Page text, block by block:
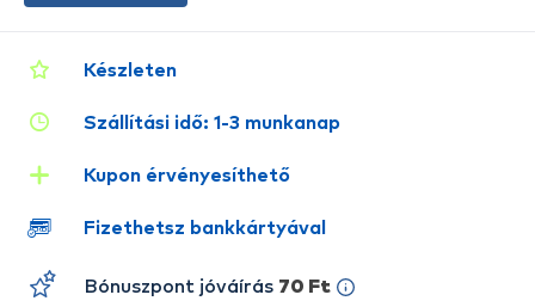
Készleten
Szállítási idő: 1-3 munkanap
Kupon érvényesíthető
Fizethetsz bankkártyával
Bónuszpont jóváírás 70 Ft